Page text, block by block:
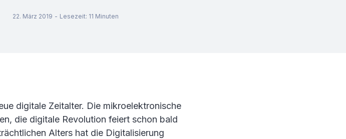
22. März 2019 - Lesezeit: 11 Minuten
digitale Zeitalter. Die mikroelektronische
die digitale Revolution feiert schon bald
Alters hat die Digitalisierung